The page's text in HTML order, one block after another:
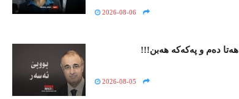
2026-08-06
ھەتا دەم و پەکەکە ھەبن!!!
2026-08-05